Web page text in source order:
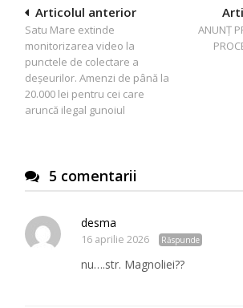
Navigare
în
articole
ANUNȚ
Articolul anterior
Satu Mare extinde
monitorizarea video la
punctele de colectare a
deșeurilor. Amenzi de până la
20.000 lei pentru cei care
aruncă ilegal gunoiul
5 comentarii
desma
16 aprilie 2026 Răspunde
nu….str. Magnoliei??